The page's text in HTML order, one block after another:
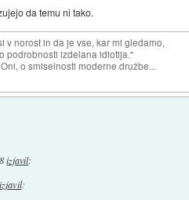
da temu ni tako.
v norost in da je vse, kar mi gledamo,
podrobnosti izdelana idiotija."
o smiselnosti moderne družbe...
izjavil:
izjavil: